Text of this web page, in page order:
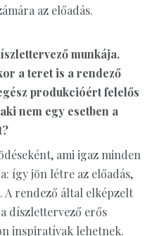
az előadás.
munkája.
a teret is a rendező
produkcióért felelős
nem egy esetben a
ami igaz minden
így jön létre az előadás,
rendező által elképzelt
díszlettervező erős
inspiratívak lehetnek.